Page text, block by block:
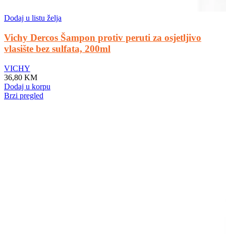
Dodaj u listu želja
Vichy Dercos Šampon protiv peruti za osjetljivo
vlasište bez sulfata, 200ml
VICHY
36,80 KM
Dodaj u korpu
Brzi pregled